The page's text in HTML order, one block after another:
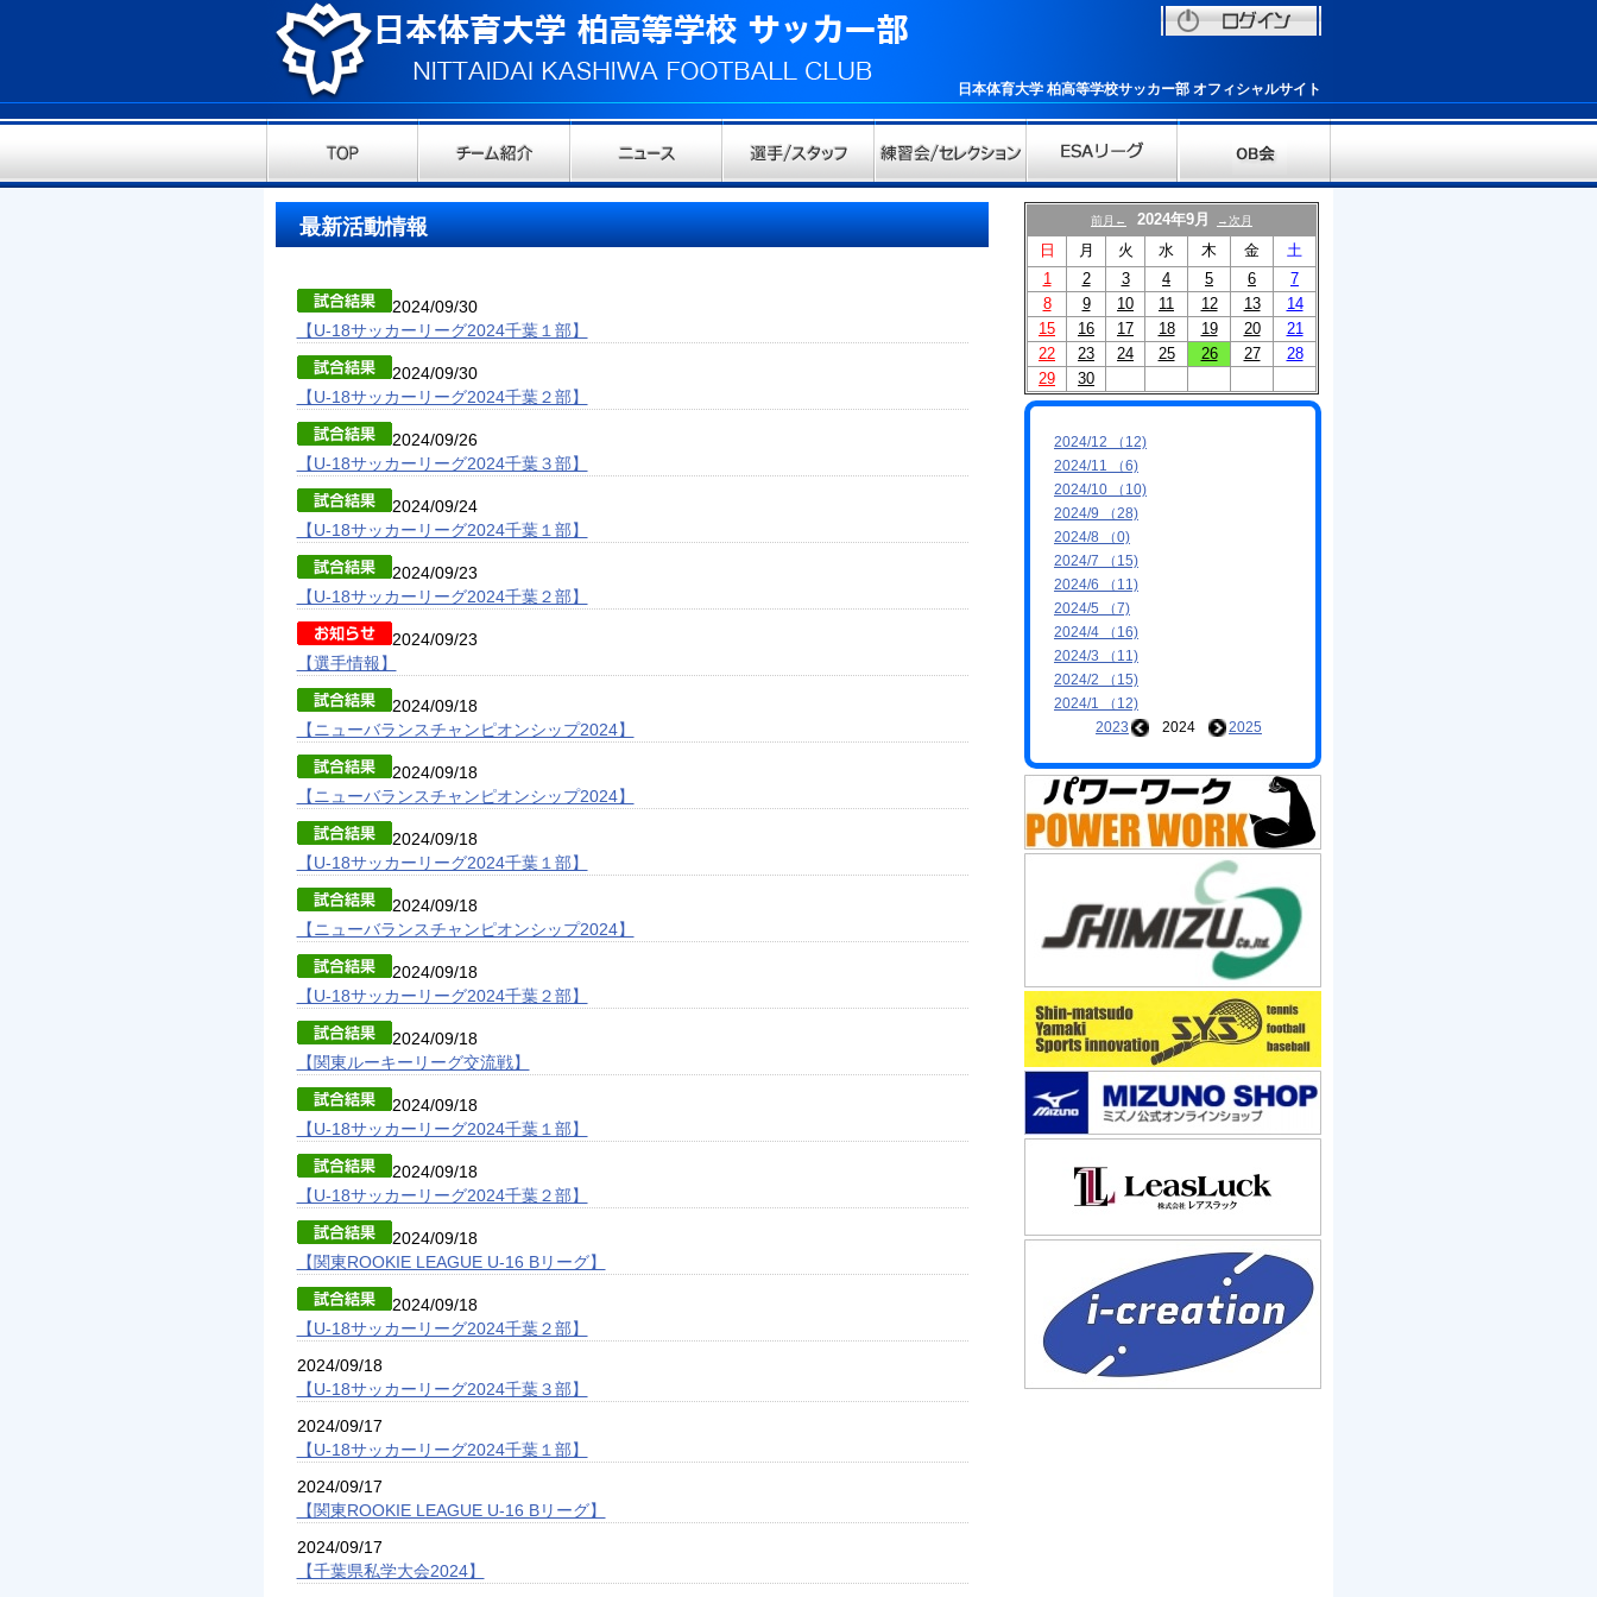
日本体育大学 柏高等学校サッカー部 オフィシャルサイト
最新活動情報
2024/09/30
【U-18サッカーリーグ2024千葉１部】
2024/09/30
【U-18サッカーリーグ2024千葉２部】
2024/09/26
【U-18サッカーリーグ2024千葉３部】
2024/09/24
【U-18サッカーリーグ2024千葉１部】
2024/09/23
【U-18サッカーリーグ2024千葉２部】
2024/09/23
【選手情報】
2024/09/18
【ニューバランスチャンピオンシップ2024】
2024/09/18
【ニューバランスチャンピオンシップ2024】
2024/09/18
【U-18サッカーリーグ2024千葉１部】
2024/09/18
【ニューバランスチャンピオンシップ2024】
2024/09/18
【U-18サッカーリーグ2024千葉２部】
2024/09/18
【関東ルーキーリーグ交流戦】
2024/09/18
【U-18サッカーリーグ2024千葉１部】
2024/09/18
【U-18サッカーリーグ2024千葉２部】
2024/09/18
【関東ROOKIE LEAGUE U-16 Bリーグ】
2024/09/18
【U-18サッカーリーグ2024千葉２部】
2024/09/18
【U-18サッカーリーグ2024千葉３部】
2024/09/17
【U-18サッカーリーグ2024千葉１部】
2024/09/17
【関東ROOKIE LEAGUE U-16 Bリーグ】
2024/09/17
【千葉県私学大会2024】
前月← 2024年9月 →次月
日 月 火 水 木 金
土
1
2 3 4 5 6
7
8
9 10 11 12 13
14
15
16 17 18 19 20
21
22
23 24 25 26 27
28
29
30
2024/12 （12)
2024/11 （6)
2024/10 （10)
2024/9 （28)
2024/8 （0)
2024/7 （15)
2024/6 （11)
2024/5 （7)
2024/4 （16)
2024/3 （11)
2024/2 （15)
2024/1 （12)
2023
2024 2025